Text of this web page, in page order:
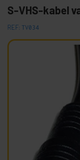
S-VHS-kabel
REF: TV034